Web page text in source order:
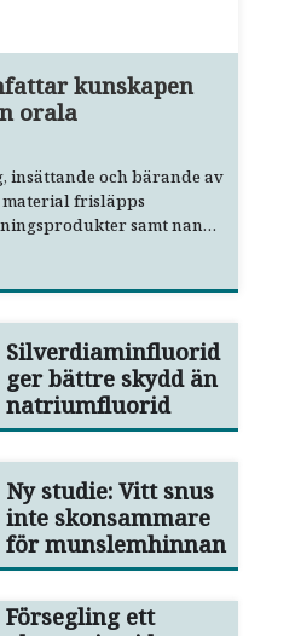
kunskapen
orala
insättande och bärande av
frisläpps
samt nano-
Silverdiaminfluorid
ger bättre skydd än
natriumfluorid
Ny studie: Vitt snus
inte skonsammare
för munslemhinnan
Försegling ett